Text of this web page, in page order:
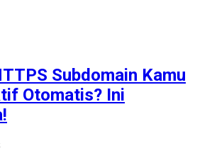
Subdomain Kamu
Otomatis? Ini